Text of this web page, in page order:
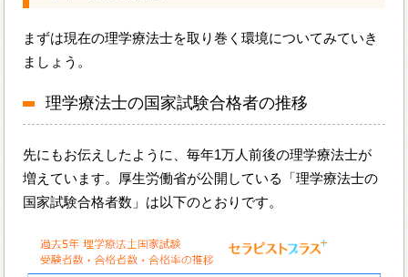
まずは現在の理学療法士を取り巻く環境についてみていき
ましょう。
理学療法士の国家試験合格者の推移
先にもお伝えしたように、毎年1万人前後の理学療法士が
増えています。厚生労働省が公開している「理学療法士の
国家試験合格者数」は以下のとおりです。